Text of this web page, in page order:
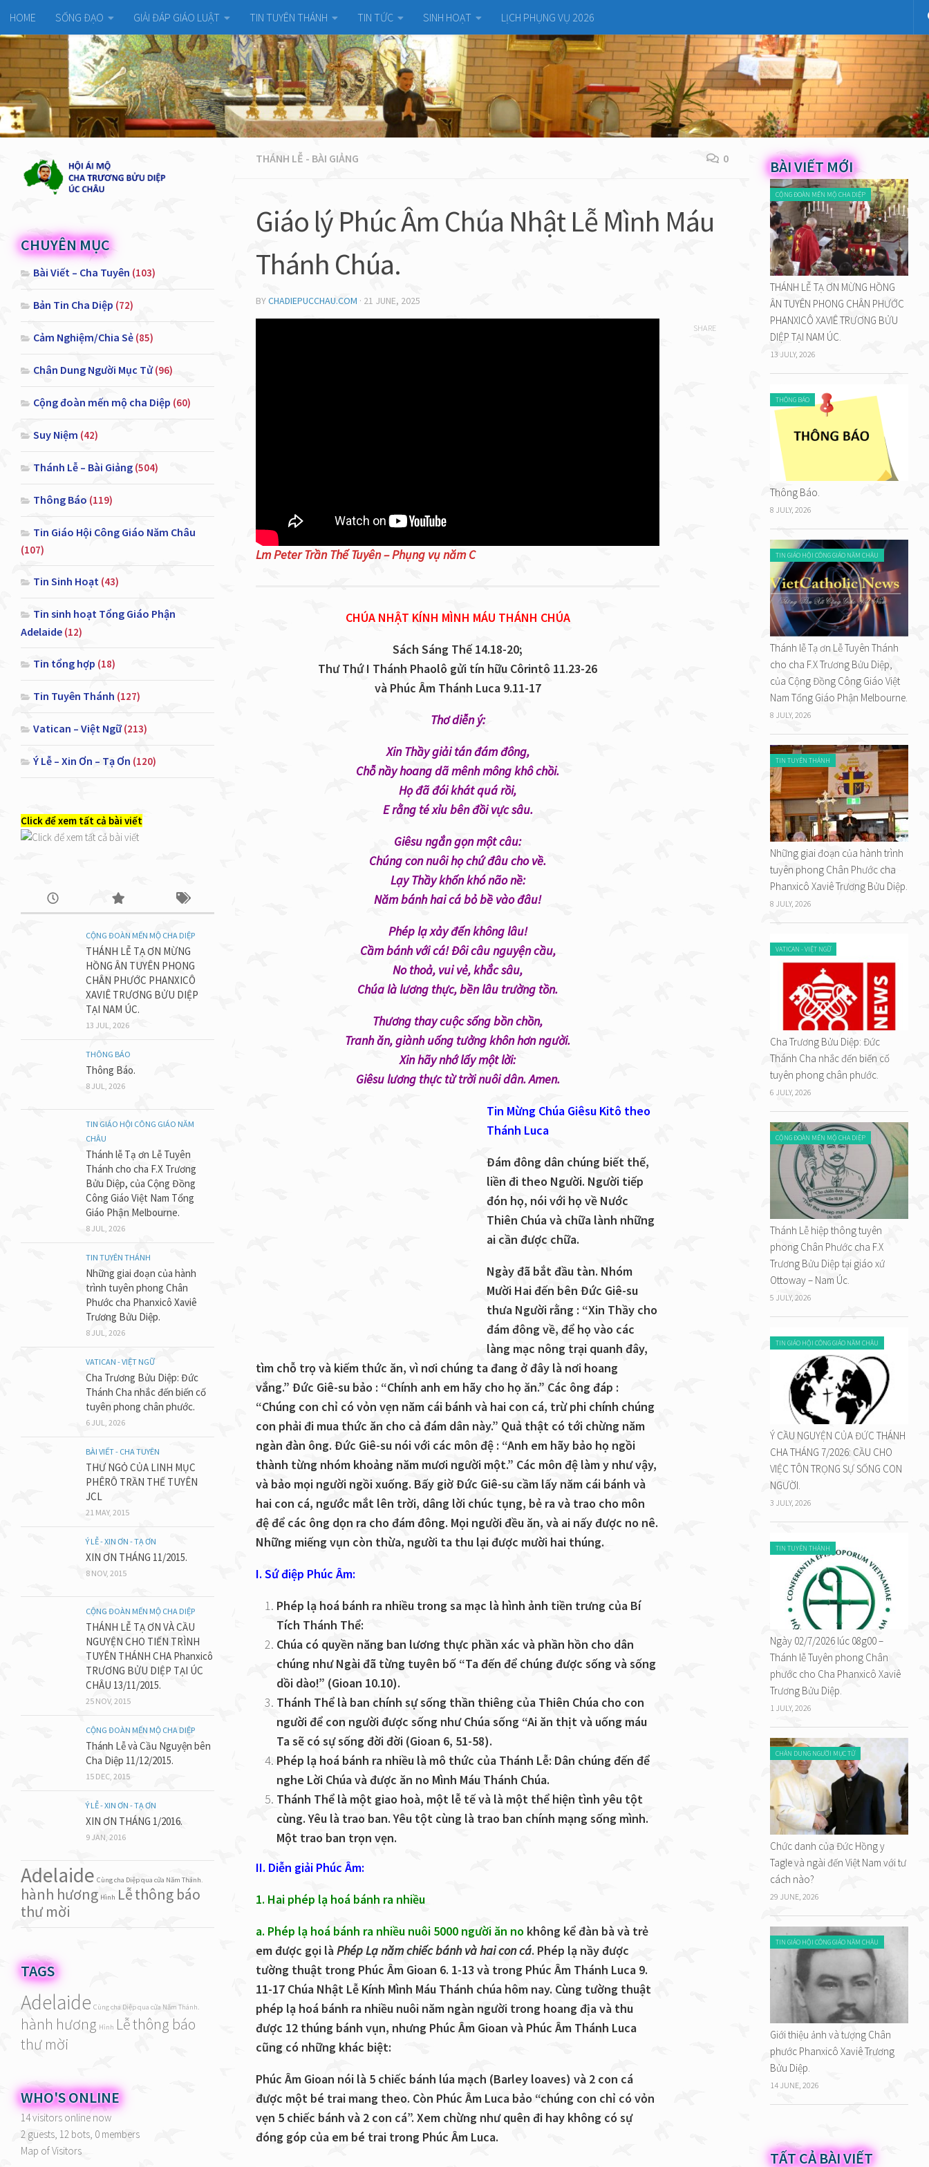
HOME SỐNG ĐẠO GIẢI ĐÁP GIÁO LUẬT TIN TUYÊN THÁNH TIN TỨC SINH HOẠT LỊCH PHỤNG VỤ 2026
THÁNH LỄ - BÀI GIẢNG 0
Giáo lý Phúc Âm Chúa Nhật Lễ Mình Máu
Thánh Chúa.
BYCHADIEPUCCHAU.COM · 21 JUNE, 2025
Lm Peter Trần Thế Tuyên – Phụng vụ năm C
CHÚA NHẬT KÍNH MÌNH MÁU THÁNH CHÚA
Sách Sáng Thế 14.18-20;
Thư Thứ I Thánh Phaolô gửi tín hữu Côrintô 11.23-26
và Phúc Âm Thánh Luca 9.11-17
Thơ diễn ý:
Xin Thầy giải tán đám đông,
Chỗ nầy hoang dã mênh mông khô chồi.
Họ đã đói khát quá rồi,
E rằng té xỉu bên đồi vực sâu.
Giêsu ngắn gọn một câu:
Chúng con nuôi họ chứ đâu cho về.
Lạy Thầy khốn khónão nề:
Năm bánh hai cá bỏ bề vào đâu!
Phép lạ xảy đến không lâu!
Cầm bánh với cá! Đôi câu nguyện cầu,
No thoả, vui vẻ, khắc sâu,
Chúa là lương thực, bền lâu trường tồn.
Thương thay cuộc sống bồn chồn,
Tranh ăn, giành uống tưởng khôn hơn người.
Xin hãy nhớ lấy một lời:
Giêsu lương thực từ trời nuôi dân. Amen.
Tin Mừng Chúa Giêsu Kitô theo
Thánh Luca
Đám đông dân chúng biết thế,
liền đi theo Người. Người tiếp
đón họ, nói với họ về Nước
Thiên Chúa và chữa lành những
ai cần được chữa.
Ngày đã bắt đầu tàn. Nhóm
Mười Hai đến bên Đức Giê-su
thưa Người rằng : “Xin Thầy cho
đám đông về, để họ vào các
làng mạc nông trại quanh đây,
tìm chỗ trọ và kiếm thức ăn, vì nơi chúng ta đang ở đây là nơi hoang
vắng.” Đức Giê-su bảo : “Chính anh em hãy cho họ ăn.” Các ông đáp :
“Chúng con chỉ có vỏn vẹn năm cái bánh và hai con cá, trừ phi chính chúng
con phải đi mua thức ăn cho cả đám dân này.” Quả thật có tới chừng năm
ngàn đàn ông. Đức Giê-su nói với các môn đệ : “Anh em hãy bảo họ ngồi
thành từng nhóm khoảng năm mươi người một.” Các môn đệ làm y như vậy,
và bảo mọi người ngồi xuống. Bấy giờ Đức Giê-su cầm lấy năm cái bánh và
hai con cá, ngước mắt lên trời, dâng lời chúc tụng, bẻ ra và trao cho môn
đệ để các ông dọn ra cho đám đông. Mọi người đều ăn, và ai nấy được no nê.
Những miếng vụn còn thừa, người ta thu lại được mười hai thúng.
I. Sứ điệp Phúc Âm:
Phép lạ hoá bánh ra nhiều trong sa mạc là hình ảnh tiền trưng của Bí
Tích Thánh Thể:
Chúa có quyền năng ban lương thực phần xác và phần hồn cho dân
chúng như Ngài đã từng tuyên bố “Ta đến để chúng được sống và sống
dồi dào!” (Gioan 10.10).
Thánh Thể là ban chính sự sống thần thiêng của Thiên Chúa cho con
người để con người được sống như Chúa sống “Ai ăn thịt và uống máu
Ta sẽ có sự sống đời đời (Gioan 6, 51-58).
Phép lạ hoá bánh ra nhiều là mô thức của Thánh Lễ: Dân chúng đến để
nghe Lời Chúa và được ăn no Mình Máu Thánh Chúa.
Thánh Thể là một giao hoà, một lễ tế và là một thể hiện tình yêu tột
cùng. Yêu là trao ban. Yêu tột cùng là trao ban chính mạng sống mình.
Một trao ban trọn vẹn.
II. Diễn giải Phúc Âm:
1. Hai phép lạ hoá bánh ra nhiều
a. Phép lạ hoá bánh ra nhiều nuôi 5000 người ăn no không kể đàn bà và trẻ
em được gọi làPhép Lạ năm chiếc bánh và hai con cá. Phép lạ nầy được
tường thuật trong Phúc Âm Gioan 6. 1-13 và trong Phúc Âm Thánh Luca 9.
11-17 Chúa Nhật Lễ Kính Mình Máu Thánh chúa hôm nay. Cùng tường thuật
phép lạ hoá bánh ra nhiều nuôi năm ngàn người trong hoang địa và thu
được 12 thúng bánh vụn, nhưng Phúc Âm Gioan và Phúc Âm Thánh Luca
cũng có những khác biệt:
Phúc Âm Gioan nói là 5 chiếc bánh lúa mạch (Barley loaves) và 2 con cá
được một bé trai mang theo. Còn Phúc Âm Luca bảo “chúng con chỉ có vỏn
vẹn 5 chiếc bánh và 2 con cá”. Xem chừng như quên đi hay không có sự
đóng góp của em bé trai trong Phúc Âm Luca.
SHARE
CHUYÊN MỤC
Bài Viết – Cha Tuyên (103)
Bản Tin Cha Diệp (72)
Cảm Nghiệm/Chia Sẻ (85)
Chân Dung Người Mục Tử(96)
Cộng đoàn mến mộ cha Diệp (60)
Suy Niệm (42)
Thánh Lễ – Bài Giảng (504)
Thông Báo (119)
Tin Giáo Hội Công Giáo Năm Châu
(107)
Tin Sinh Hoạt (43)
Tin sinh hoạt Tổng Giáo Phận
Adelaide (12)
Tin tổng hợp (18)
Tin Tuyên Thánh (127)
Vatican – Việt Ngữ(213)
Ý Lễ – Xin Ơn – Tạ Ơn (120)
Click để xem tất cả bài viết
CỘNG ĐOÀN MẾN MỘ CHA DIỆP
THÁNH LỄ TẠ ƠN MỪNG
HỒNG ÂN TUYÊN PHONG
CHÂN PHƯỚC PHANXICÔ
XAVIÊ TRƯƠNG BỬU DIỆP
TẠI NAM ÚC.
13 JUL, 2026
THÔNG BÁO
Thông Báo.
8 JUL, 2026
TIN GIÁO HỘI CÔNG GIÁO NĂM
CHÂU
Thánh lễ Tạ ơn Lễ Tuyên
Thánh cho cha F.X Trương
Bửu Diệp, của Cộng Đồng
Công Giáo Việt Nam Tổng
Giáo Phận Melbourne.
8 JUL, 2026
TIN TUYÊN THÁNH
Những giai đoạn của hành
trình tuyên phong Chân
Phước cha Phanxicô Xaviê
Trương Bửu Diệp.
8 JUL, 2026
VATICAN - VIỆT NGỮ
Cha Trương Bửu Diệp: Đức
Thánh Cha nhắc đến biến cố
tuyên phong chân phước.
6 JUL, 2026
BÀI VIẾT - CHA TUYÊN
THƯ NGỎ CỦA LINH MỤC
PHÊRÔ TRẦN THẾ TUYÊN
JCL
21 MAY, 2015
Ý LỄ - XIN ƠN - TẠ ƠN
XIN ƠN THÁNG 11/2015.
8 NOV, 2015
CỘNG ĐOÀN MẾN MỘ CHA DIỆP
THÁNH LỄ TẠ ƠN VÀ CẦU
NGUYỆN CHO TIẾN TRÌNH
TUYÊN THÁNH CHA Phanxicô
TRƯƠNG BỬU DIỆP TẠI ÚC
CHÂU 13/11/2015.
25 NOV, 2015
CỘNG ĐOÀN MẾN MỘ CHA DIỆP
Thánh Lễ và Cầu Nguyện bên
Cha Diệp 11/12/2015.
15 DEC, 2015
Ý LỄ - XIN ƠN - TẠ ƠN
XIN ƠN THÁNG 1/2016.
9 JAN, 2016
Adelaide Cùng cha Diệp qua cửa Năm Thánh.
hành hương Hình Lễthông báo
thư mời
TAGS
Adelaide Cùng cha Diệp qua cửa Năm Thánh.
hành hương Hình Lễthông báo
thư mời
WHO'S ONLINE
14 visitors online now
2 guests, 12 bots, 0 members
Map of Visitors
BÀI VIẾT MỚI
CỘNG ĐOÀN MẾN MỘ CHA DIỆP
THÁNH LỄ TẠ ƠN MỪNG HỒNG
ÂN TUYÊN PHONG CHÂN PHƯỚC
PHANXICÔ XAVIÊ TRƯƠNG BỬU
DIỆP TẠI NAM ÚC.
13 JULY, 2026
THÔNG BÁO
Thông Báo.
8 JULY, 2026
TIN GIÁO HỘI CÔNG GIÁO NĂM CHÂU
Thánh lễ Tạ ơn Lễ Tuyên Thánh
cho cha F.X Trương Bửu Diệp,
của Cộng Đồng Công Giáo Việt
Nam Tổng Giáo Phận Melbourne.
8 JULY, 2026
TIN TUYÊN THÁNH
Những giai đoạn của hành trình
tuyên phong Chân Phước cha
Phanxicô Xaviê Trương Bửu Diệp.
8 JULY, 2026
VATICAN - VIỆT NGỮ
Cha Trương Bửu Diệp: Đức
Thánh Cha nhắc đến biến cố
tuyên phong chân phước.
6 JULY, 2026
CỘNG ĐOÀN MẾN MỘ CHA DIỆP
Thánh Lễ hiệp thông tuyên
phong Chân Phước cha F.X
Trương Bửu Diệp tại giáo xứ
Ottoway – Nam Úc.
5 JULY, 2026
TIN GIÁO HỘI CÔNG GIÁO NĂM CHÂU
Ý CẦU NGUYỆN CỦA ĐỨC THÁNH
CHA THÁNG 7/2026: CẦU CHO
VIỆC TÔN TRỌNG SỰ SỐNG CON
NGƯỜI.
3 JULY, 2026
TIN TUYÊN THÁNH
Ngày 02/7/2026 lúc 08g00 –
Thánh lễ Tuyên phong Chân
phước cho Cha Phanxicô Xaviê
Trương Bửu Diệp.
1 JULY, 2026
CHÂN DUNG NGƯỜI MỤC TỬ
Chức danh của Đức Hồng y
Tagle và ngài đến Việt Nam với tư
cách nào?
29 JUNE, 2026
TIN GIÁO HỘI CÔNG GIÁO NĂM CHÂU
Giới thiệu ảnh và tượng Chân
phước Phanxicô Xaviê Trương
Bửu Diệp.
14 JUNE, 2026
TẤT CẢ BÀI VIẾT